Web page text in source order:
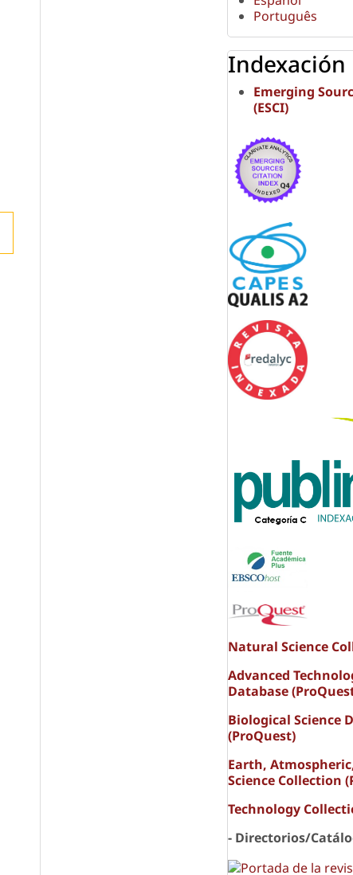
Português
Indexación
Emerging
(ESCI)
Natural Science
Advanced
Database
Biological Science
(ProQuest)
Earth,
Science Collection
Technology
- Directorios/